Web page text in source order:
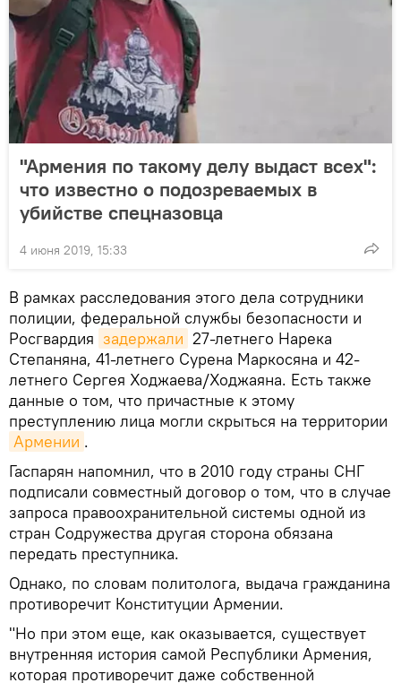
"Армения по такому делу выдаст всех":
что известно о подозреваемых в
убийстве спецназовца
4 июня 2019, 15:33
В рамках расследования этого дела сотрудники
полиции, федеральной службы безопасности и
Росгвардия задержали 27-летнего Нарека
Степаняна, 41-летнего Сурена Маркосяна и 42-
летнего Сергея Ходжаева/Ходжаяна. Есть также
данные о том, что причастные к этому
преступлению лица могли скрыться на территории
Армении .
Гаспарян напомнил, что в 2010 году страны СНГ
подписали совместный договор о том, что в случае
запроса правоохранительной системы одной из
стран Содружества другая сторона обязана
передать преступника.
Однако, по словам политолога, выдача гражданина
противоречит Конституции Армении.
"Но при этом еще, как оказывается, существует
внутренняя история самой Республики Армения,
которая противоречит даже собственной